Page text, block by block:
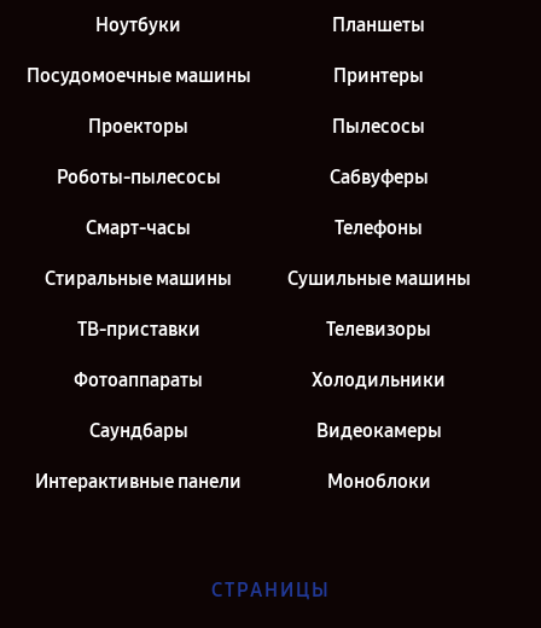
Ноутбуки Планшеты
Посудомоечные машины Принтеры
Проекторы Пылесосы
Роботы-пылесосы Сабвуферы
Смарт-часы Телефоны
Стиральные машины Сушильные машины
ТВ-приставки Телевизоры
Фотоаппараты Холодильники
Саундбары Видеокамеры
Интерактивные панели Моноблоки
СТРАНИЦЫ